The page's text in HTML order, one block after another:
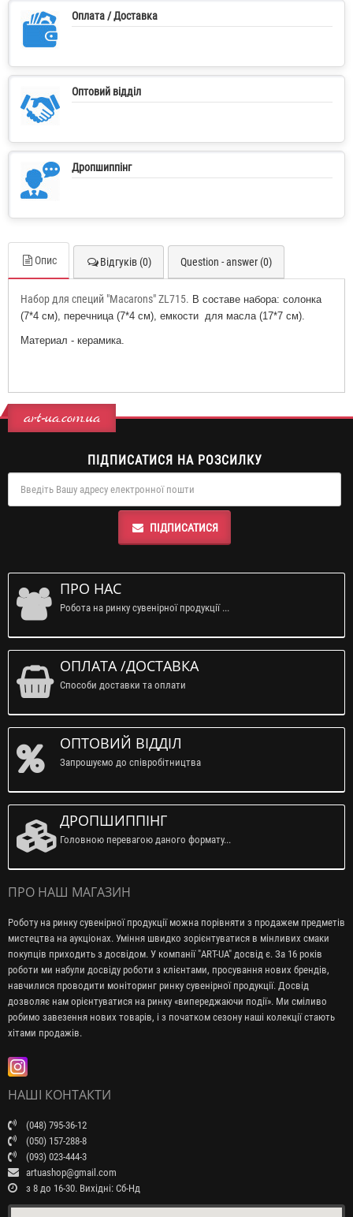
Оплата / Доставка
Оптовий відділ
Дропшиппінг
Опис Відгуків (0) Question - answer (0)
Набор для специй "Macarons" ZL715. В составе набора: солонка
(7*4 см), перечница (7*4 см), емкости для масла (17*7 см).
Материал - керамика.
art-ua.com.ua
ПІДПИСАТИСЯ НА РОЗСИЛКУ
ПІДПИСАТИСЯ
ПРО НАС
Робота на ринку сувенірної продукції ...
ОПЛАТА /ДОСТАВКА
Способи доставки та оплати
ОПТОВИЙ ВІДДІЛ
Запрошуємо до співробітництва
ДРОПШИППІНГ
Головною перевагою даного формату...
ПРО НАШ МАГАЗИН
Роботу на ринку сувенірної продукції можна порівняти з продажем предметів
мистецтва на аукціонах. Уміння швидко зорієнтуватися в мінливих смаки
покупців приходить з досвідом. У компанії "ART-UA" досвід є. За 16 років
роботи ми набули досвіду роботи з клієнтами, просування нових брендів,
навчилися проводити моніторинг ринку сувенірної продукції. Досвід
дозволяє нам орієнтуватися на ринку «випереджаючи події». Ми сміливо
робимо завезення нових товарів, і з початком сезону наші колекції стають
хітами продажів.
НАШІ КОНТАКТИ
(048) 795-36-12
(050) 157-288-8
(093) 023-444-3
artuashop@gmail.com
з 8 до 16-30. Вихідні: Сб-Нд